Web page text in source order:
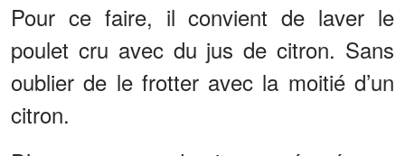
Pour ce faire, il convient de laver le
poulet cru avec du jus de citron. Sans
oublier de le frotter avec la moitié d’un
citron.